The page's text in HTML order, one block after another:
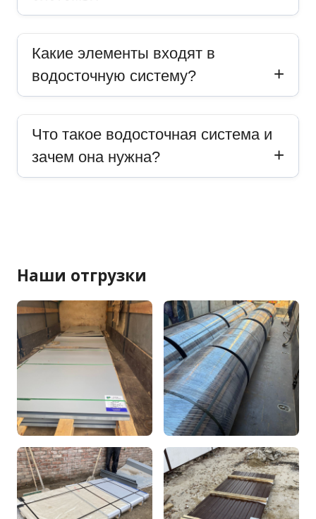
Какие элементы входят в
водосточную систему?
Что такое водосточная система и
зачем она нужна?
Наши отгрузки